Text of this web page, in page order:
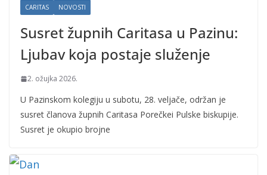
CARITAS NOVOSTI
Susret župnih Caritasa u Pazinu:
Ljubav koja postaje služenje
2. ožujka 2026.
U Pazinskom kolegiju u subotu, 28. veljače, održan je
susret članova župnih Caritasa Porečkei Pulske biskupije.
Susret je okupio brojne